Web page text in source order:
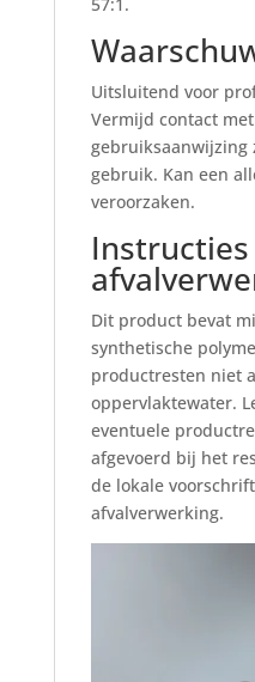
Uitsluitend voor
Vermijd contact
gebruiksaanwijzing
gebruik. Kan een
veroorzaken.
Dit product bevat
synthetische
productresten niet
oppervlaktewater.
eventuele
afgevoerd bij het
de lokale
afvalverwerking.